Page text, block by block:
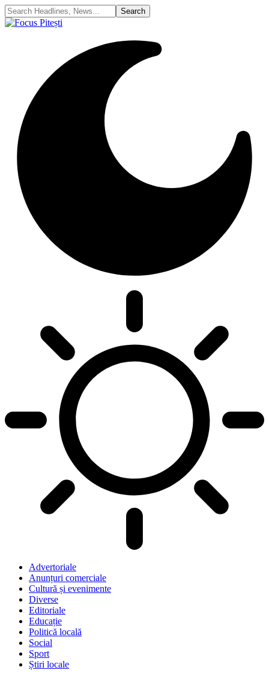
Advertoriale
Anunțuri comerciale
Cultură și evenimente
Diverse
Editoriale
Educație
Politică locală
Social
Sport
Știri locale